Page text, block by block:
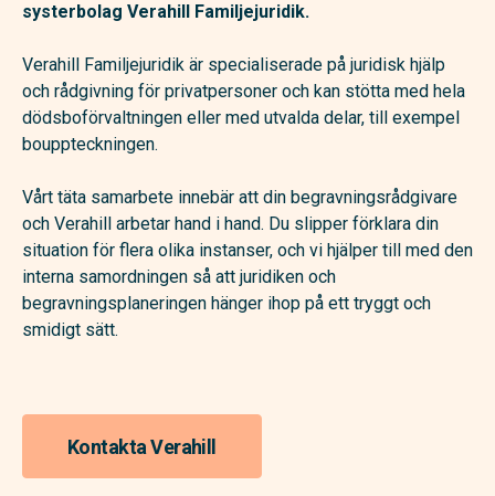
systerbolag Verahill Familjejuridik.
Verahill Familjejuridik är specialiserade på juridisk hjälp
och rådgivning för privatpersoner och kan stötta med hela
dödsboförvaltningen eller med utvalda delar, till exempel
bouppteckningen.
Vårt täta samarbete innebär att din begravningsrådgivare
och Verahill arbetar hand i hand. Du slipper förklara din
situation för flera olika instanser, och vi hjälper till med den
interna samordningen så att juridiken och
begravningsplaneringen hänger ihop på ett tryggt och
smidigt sätt.
Kontakta Verahill